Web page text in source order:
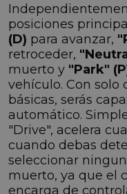
posiciones
(D) para avanzar,
retroceder,
muerto y "Park"
vehículo. Con solo
básicas, serás
automático.
"Drive", acelera
cuando debas
seleccionar
muerto, ya que el
encarga de